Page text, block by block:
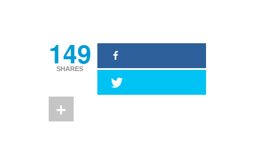
149
SHARES